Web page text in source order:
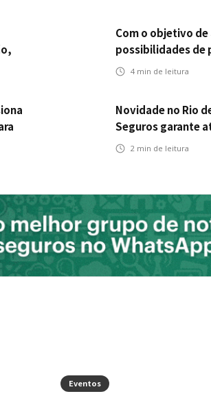
Com o objetivo
possibilidades de
Icatu Seguros
4min de leitura
Novidade no Rio
Seguros garante
na Ponte Rio-Niterói
2 min de leitura
Eventos